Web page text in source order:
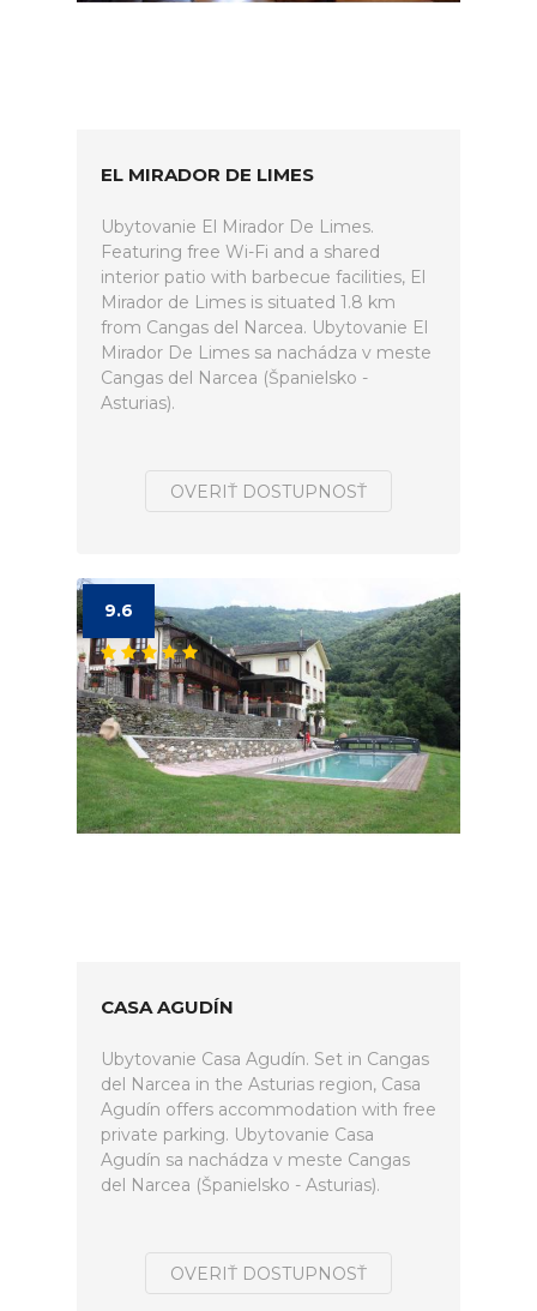
EL MIRADOR DE LIMES
Ubytovanie El Mirador De Limes.
Featuring free Wi-Fi and a shared
interior patio with barbecue facilities, El
Mirador de Limes is situated 1.8 km
from Cangas del Narcea. Ubytovanie El
Mirador De Limes sa nachádza v meste
Cangas del Narcea (Španielsko -
Asturias).
OVERIŤ DOSTUPNOSŤ
9.6
CASA AGUDÍN
Ubytovanie Casa Agudín. Set in Cangas
del Narcea in the Asturias region, Casa
Agudín offers accommodation with free
private parking. Ubytovanie Casa
Agudín sa nachádza v meste Cangas
del Narcea (Španielsko - Asturias).
OVERIŤ DOSTUPNOSŤ